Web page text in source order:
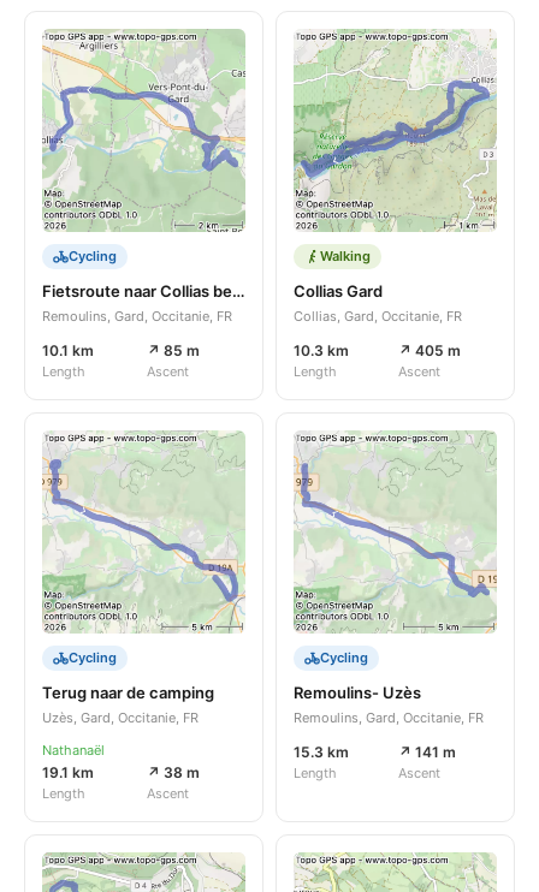
Cycling
Fietsroute naar Collias begin wandeling
Remoulins, Gard, Occitanie, FR
10.1 km
Length
↗ 85 m
Ascent
Walking
Collias Gard
Collias, Gard, Occitanie, FR
10.3 km
Length
↗ 405 m
Ascent
Cycling
Terug naar de camping
Uzès, Gard, Occitanie, FR
Nathanaël
19.1 km
Length
↗ 38 m
Ascent
Cycling
Remoulins- Uzès
Remoulins, Gard, Occitanie, FR
15.3 km
Length
↗ 141 m
Ascent